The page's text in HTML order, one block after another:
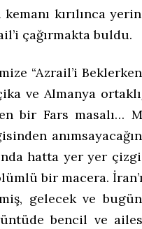
kemanı kırılınca
çağırmakta buldu.
“Azrail’i
ve Almanya
bir Fars masalı…
hatta yer yer
bir macera.
gelecek ve
bencil ve